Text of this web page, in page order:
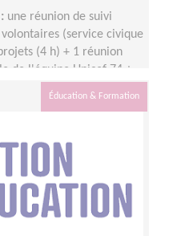
une réunion de suivi
(service civique
(4 h) + 1 réunion
de l'équipe Unicef 74 +
Unicef France
Éducation & Formation